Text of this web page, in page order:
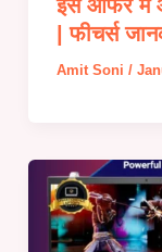
इस ऑफर में
| फीचर्स
Amit Soni /